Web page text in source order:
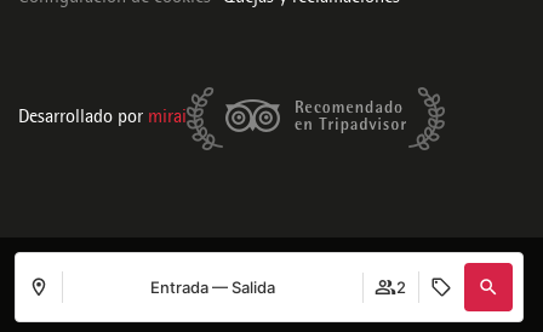
Entrada — Salida 2
Desarrollado por mirai